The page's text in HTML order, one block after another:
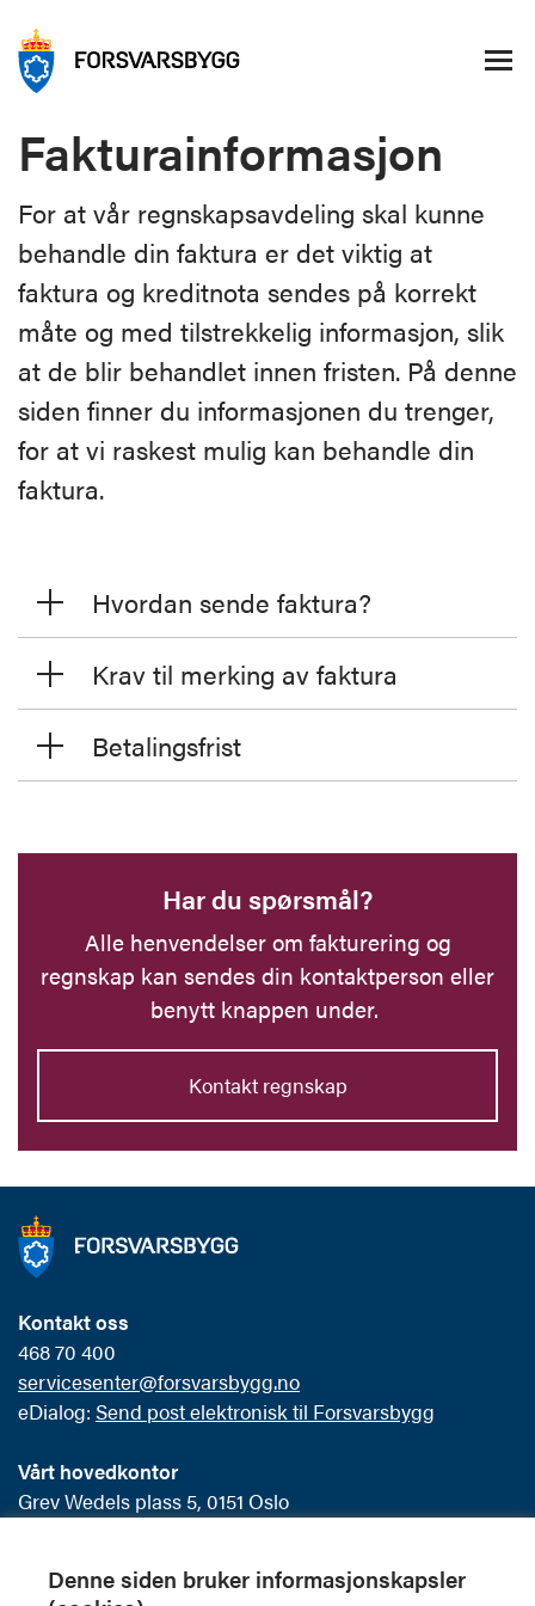
Denne siden bruker informasjonskapsler
Fakturainformasjon
For at vår regnskapsavdeling skal kunne
behandle din faktura er det viktig at
faktura og kreditnota sendes på korrekt
måte og med tilstrekkelig informasjon, slik
at de blir behandlet innen fristen. På denne
siden finner du informasjonen du trenger,
for at vi raskest mulig kan behandle din
faktura.
Hvordan sende faktura?
Krav til merking av faktura
Betalingsfrist
Har du spørsmål?
Alle henvendelser om fakturering og
regnskap kan sendes din kontaktperson eller
benytt knappen under.
Kontakt regnskap
Kontakt oss
468 70 400
servicesenter@forsvarsbygg.no
eDialog: Send post elektronisk til Forsvarsbygg
Vårt hovedkontor
Grev Wedels plass 5, 0151 Oslo